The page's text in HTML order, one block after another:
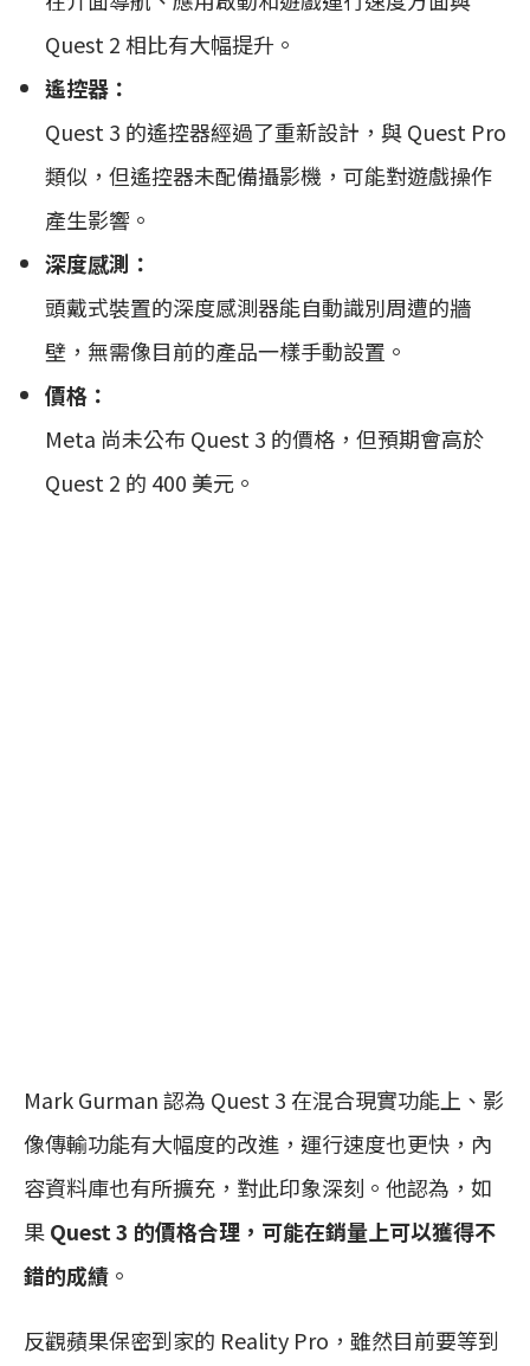
Quest 2 相比有大幅提升。
遙控器：
Quest 3 的遙控器經過了重新設計，與 Quest Pro
類似，但遙控器未配備攝影機，可能對遊戲操作
產生影響。
深度感測：
頭戴式裝置的深度感測器能自動識別周遭的牆
壁，無需像目前的產品一樣手動設置。
價格：
Meta 尚未公布 Quest 3 的價格，但預期會高於
Quest 2 的 400 美元。
Mark Gurman 認為 Quest 3 在混合現實功能上、影
像傳輸功能有大幅度的改進，運行速度也更快，內
容資料庫也有所擴充，對此印象深刻。他認為，如
果Quest 3 的價格合理，可能在銷量上可以獲得不
錯的成績 。
反觀蘋果保密到家的 Reality Pro，雖然目前要等到